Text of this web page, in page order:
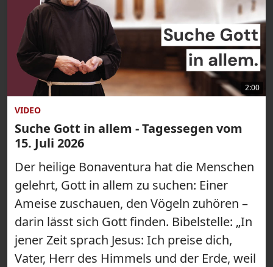
2:00
VIDEO
Suche Gott in allem - Tagessegen vom
15. Juli 2026
Der heilige Bonaventura hat die Menschen
gelehrt, Gott in allem zu suchen: Einer
Ameise zuschauen, den Vögeln zuhören –
darin lässt sich Gott finden. Bibelstelle: „In
jener Zeit sprach Jesus: Ich preise dich,
Vater, Herr des Himmels und der Erde, weil